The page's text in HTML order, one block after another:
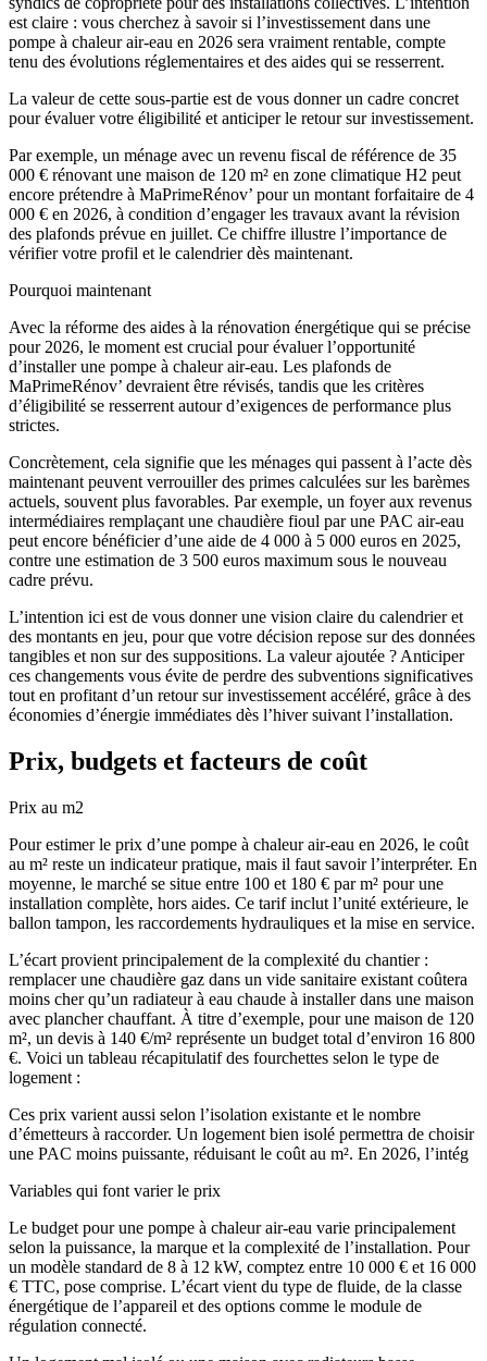
est claire : vous cherchez à savoir si l’investissement dans une
pompe à chaleur air-eau en 2026 sera vraiment rentable, compte
tenu des évolutions réglementaires et des aides qui se resserrent.
La valeur de cette sous-partie est de vous donner un cadre concret
pour évaluer votre éligibilité et anticiper le retour sur investissement.
Par exemple, un ménage avec un revenu fiscal de référence de 35
000 € rénovant une maison de 120 m² en zone climatique H2 peut
encore prétendre à MaPrimeRénov’ pour un montant forfaitaire de 4
000 € en 2026, à condition d’engager les travaux avant la révision
des plafonds prévue en juillet. Ce chiffre illustre l’importance de
vérifier votre profil et le calendrier dès maintenant.
Pourquoi maintenant
Avec la réforme des aides à la rénovation énergétique qui se précise
pour 2026, le moment est crucial pour évaluer l’opportunité
d’installer une pompe à chaleur air-eau. Les plafonds de
MaPrimeRénov’ devraient être révisés, tandis que les critères
d’éligibilité se resserrent autour d’exigences de performance plus
strictes.
Concrètement, cela signifie que les ménages qui passent à l’acte dès
maintenant peuvent verrouiller des primes calculées sur les barèmes
actuels, souvent plus favorables. Par exemple, un foyer aux revenus
intermédiaires remplaçant une chaudière fioul par une PAC air-eau
peut encore bénéficier d’une aide de 4 000 à 5 000 euros en 2025,
contre une estimation de 3 500 euros maximum sous le nouveau
cadre prévu.
L’intention ici est de vous donner une vision claire du calendrier et
des montants en jeu, pour que votre décision repose sur des données
tangibles et non sur des suppositions. La valeur ajoutée ? Anticiper
ces changements vous évite de perdre des subventions significatives
tout en profitant d’un retour sur investissement accéléré, grâce à des
économies d’énergie immédiates dès l’hiver suivant l’installation.
Prix, budgets et facteurs de coût
Prix au m2
Pour estimer le prix d’une pompe à chaleur air-eau en 2026, le coût
au m² reste un indicateur pratique, mais il faut savoir l’interpréter. En
moyenne, le marché se situe entre 100 et 180 € par m² pour une
installation complète, hors aides. Ce tarif inclut l’unité extérieure, le
ballon tampon, les raccordements hydrauliques et la mise en service.
L’écart provient principalement de la complexité du chantier :
remplacer une chaudière gaz dans un vide sanitaire existant coûtera
moins cher qu’un radiateur à eau chaude à installer dans une maison
avec plancher chauffant. À titre d’exemple, pour une maison de 120
m², un devis à 140 €/m² représente un budget total d’environ 16 800
€. Voici un tableau récapitulatif des fourchettes selon le type de
logement :
Ces prix varient aussi selon l’isolation existante et le nombre
d’émetteurs à raccorder. Un logement bien isolé permettra de choisir
une PAC moins puissante, réduisant le coût au m². En 2026, l’intég
Variables qui font varier le prix
Le budget pour une pompe à chaleur air-eau varie principalement
selon la puissance, la marque et la complexité de l’installation. Pour
un modèle standard de 8 à 12 kW, comptez entre 10 000 € et 16 000
€ TTC, pose comprise. L’écart vient du type de fluide, de la classe
énergétique de l’appareil et des options comme le module de
régulation connecté.